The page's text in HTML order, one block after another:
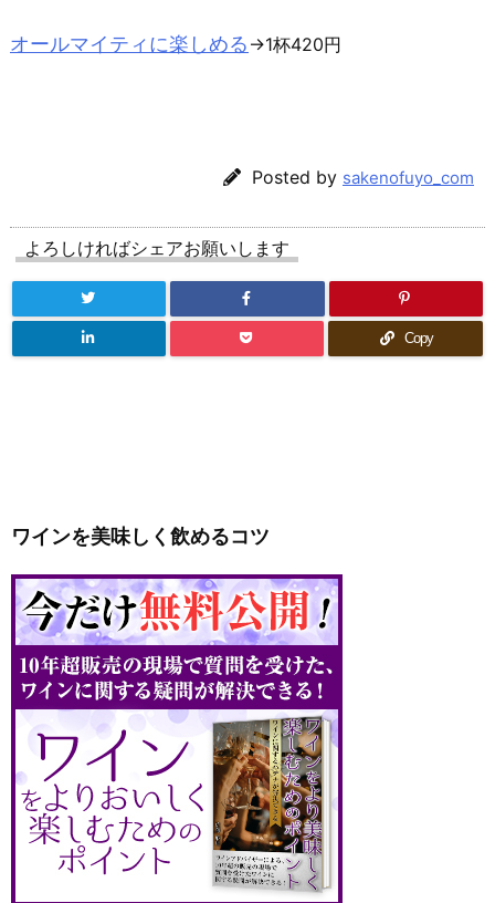
オールマイティに楽しめる →1杯420円
Posted by sakenofuyo_com
よろしければシェアお願いします
Copy
ワインを美味しく飲めるコツ